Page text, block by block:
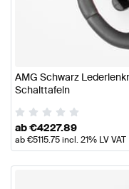
AMG Schwarz
Schalttafeln
ab€4227.89
ab€5115.75incl. 21% LV VAT